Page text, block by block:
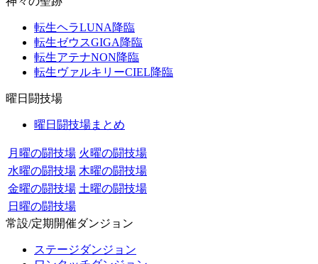
転生ヘラLUNA降臨
転生ゼウスGIGA降臨
転生アテナNON降臨
転生ヴァルキリーCIEL降臨
曜日闘技場
曜日闘技場まとめ
月曜の闘技場 火曜の闘技場
水曜の闘技場 木曜の闘技場
金曜の闘技場 土曜の闘技場
日曜の闘技場
常設/定期開催ダンジョン
ステージダンジョン